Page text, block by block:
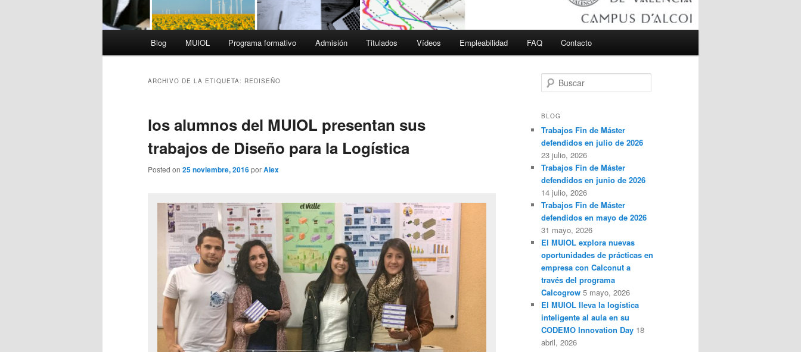
Blog MUIOL Programa formativo Admisión Titulados Vídeos Empleabilidad FAQ Contacto
ARCHIVO DE LA ETIQUETA: REDISEÑO
los alumnos del MUIOL presentan sus
trabajos de Diseño para la Logística
Posted on 25 noviembre, 2016porAlex
u
c
r
BLOG
Trabajos Fin de Máster
defendidos en julio de 2026
23 julio, 2026
Trabajos Fin de Máster
defendidos en junio de 2026
14 julio, 2026
Trabajos Fin de Máster
defendidos en mayo de 2026
31 mayo, 2026
El MUIOL explora nuevas
oportunidades de prácticas en
empresa con Calconut a
través del programa
Calcogrow 5 mayo, 2026
El MUIOL lleva la logística
inteligente al aula en su
CODEMO Innovation Day 18
abril, 2026